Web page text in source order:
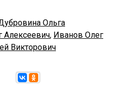
Ольга
Алексеевич, Иванов Олег
Викторович